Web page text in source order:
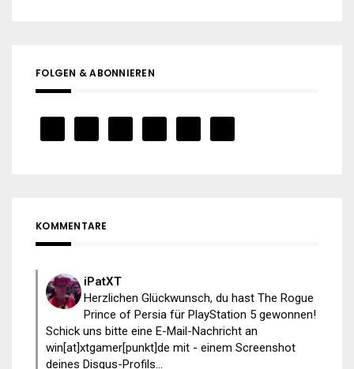
FOLGEN & ABONNIEREN
KOMMENTARE
iPatXT
Herzlichen Glückwunsch, du hast The Rogue
Prince of Persia für PlayStation 5 gewonnen!
Schick uns bitte eine E-Mail-Nachricht an
win[at]xtgamer[punkt]de mit - einem Screenshot
deines Disqus-Profils...